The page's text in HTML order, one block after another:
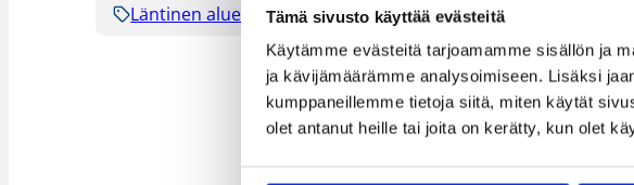
Tämä sivusto käyttää evästeitä
Käytämme evästeitä tarjoamamme sisällön ja
ja kävijämäärämme analysoimiseen. Lisäksi
kumppaneillemme tietoja siitä, miten käytät
olet antanut heille tai joita on kerätty, kun olet
Läntinen alue Seura tiedottaa